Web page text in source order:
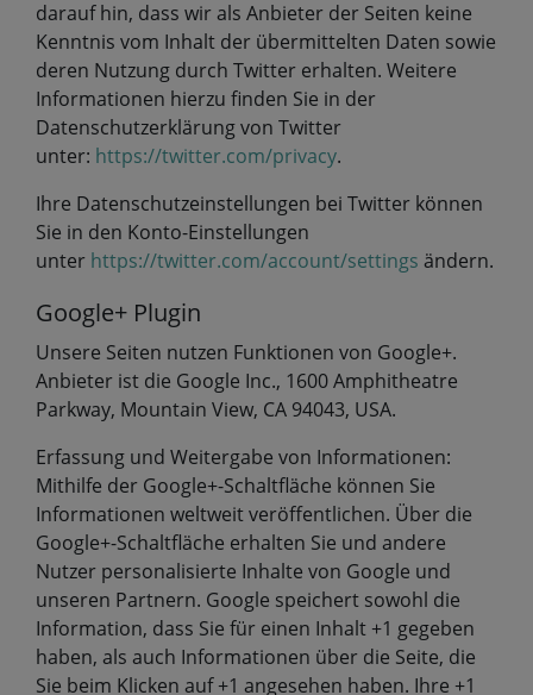
darauf hin, dass wir als Anbieter der Seiten keine
Kenntnis vom Inhalt der übermittelten Daten sowie
deren Nutzung durch Twitter erhalten. Weitere
Informationen hierzu finden Sie in der
Datenschutzerklärung von Twitter
unter: https://twitter.com/privacy.
Ihre Datenschutzeinstellungen bei Twitter können
Sie in den Konto-Einstellungen
unter https://twitter.com/account/settings ändern.
Google+ Plugin
Unsere Seiten nutzen Funktionen von Google+.
Anbieter ist die Google Inc., 1600 Amphitheatre
Parkway, Mountain View, CA 94043, USA.
Erfassung und Weitergabe von Informationen:
Mithilfe der Google+-Schaltfläche können Sie
Informationen weltweit veröffentlichen. Über die
Google+-Schaltfläche erhalten Sie und andere
Nutzer personalisierte Inhalte von Google und
unseren Partnern. Google speichert sowohl die
Information, dass Sie für einen Inhalt +1 gegeben
haben, als auch Informationen über die Seite, die
Sie beim Klicken auf +1 angesehen haben. Ihre +1